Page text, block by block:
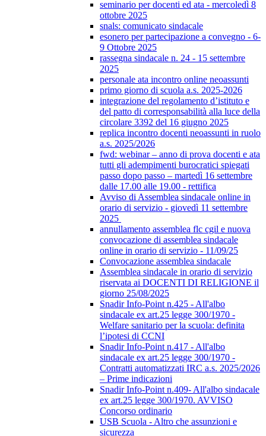
seminario per docenti ed ata - mercoledì 8
ottobre 2025
snals: comunicato sindacale
esonero per partecipazione a convegno - 6-
9 Ottobre 2025
rassegna sindacale n. 24 - 15 settembre
2025
personale ata incontro online neoassunti
primo giorno di scuola a.s. 2025-2026
integrazione del regolamento d’istituto e
del patto di corresponsabilità alla luce della
circolare 3392 del 16 giugno 2025
replica incontro docenti neoassunti in ruolo
a.s. 2025/2026
fwd: webinar – anno di prova docenti e ata
tutti gli adempimenti burocratici spiegati
passo dopo passo – martedì 16 settembre
dalle 17.00 alle 19.00 - rettifica
Avviso di Assemblea sindacale online in
orario di servizio - giovedì 11 settembre
2025
annullamento assemblea flc cgil e nuova
convocazione di assemblea sindacale
online in orario di servizio - 11/09/25
Convocazione assemblea sindacale
Assemblea sindacale in orario di servizio
riservata ai DOCENTI DI RELIGIONE il
giorno 25/08/2025
Snadir Info-Point n.425 - All'albo
sindacale ex art.25 legge 300/1970 -
Welfare sanitario per la scuola: definita
l’ipotesi di CCNI
Snadir Info-Point n.417 - All'albo
sindacale ex art.25 legge 300/1970 -
Contratti automatizzati IRC a.s. 2025/2026
– Prime indicazioni
Snadir Info-Point n.409- All'albo sindacale
ex art.25 legge 300/1970. AVVISO
Concorso ordinario
USB Scuola - Altro che assunzioni e
sicurezza